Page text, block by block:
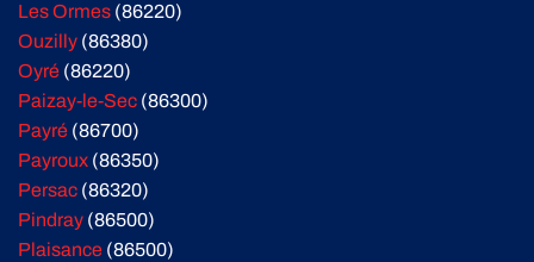
Les Ormes (86220)
Ouzilly (86380)
Oyré (86220)
Paizay-le-Sec (86300)
Payré (86700)
Payroux (86350)
Persac (86320)
Pindray (86500)
Plaisance (86500)